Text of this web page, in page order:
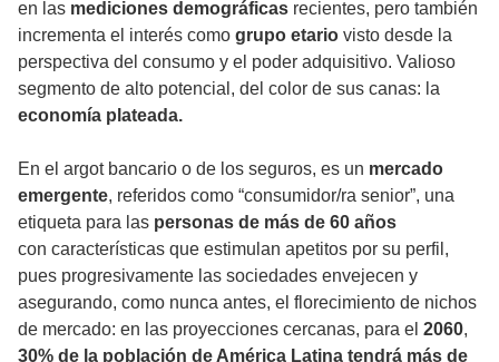
en las mediciones demográficas recientes, pero también
incrementa el interés como grupo etario visto desde la
perspectiva del consumo y el poder adquisitivo. Valioso
segmento de alto potencial, del color de sus canas: la
economía plateada.
En el argot bancario o de los seguros, es un mercado
emergente, referidos como “consumidor/ra senior”, una
etiqueta para las personas de más de 60 años
con características que estimulan apetitos por su perfil,
pues progresivamente las sociedades envejecen y
asegurando, como nunca antes, el florecimiento de nichos
de mercado: en las proyecciones cercanas, para el 2060,
30% de la población de América Latina tendrá más de